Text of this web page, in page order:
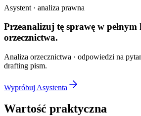
Asystent · analiza prawna
Przeanalizuj tę sprawę w pełnym
orzecznictwa.
Analiza orzecznictwa · odpowiedzi na
drafting pism.
Wypróbuj Asystenta
Wartość praktyczna